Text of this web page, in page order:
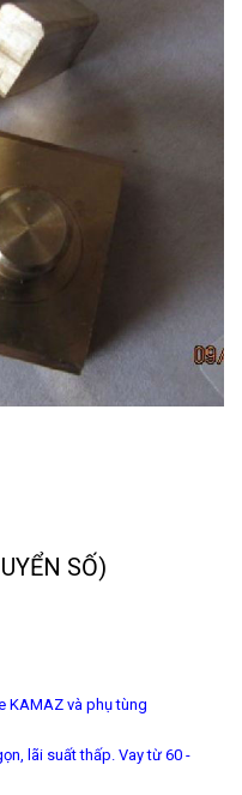
SỐ)
và phụ tùng
lãi suất thấp. Vay từ 60 -